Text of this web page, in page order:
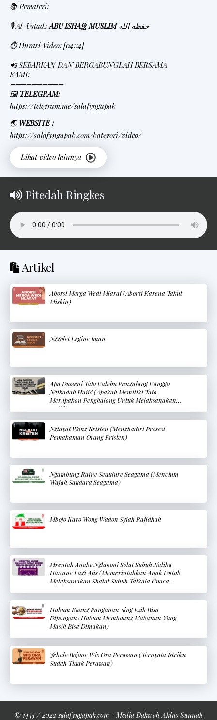
📚 Pemateri:
🎙 Al-UstadzABU ISHAQ MUSLIM حفظه الله
⏱ Durasi Video: [04:14]
📲 SEBARKAN DAN BERGABUNGLAH BERSAMA
KAMI:
➖➖➖➖➖➖➖➖➖➖
🖼TELEGRAM:
https://telegram.me/salafyngapak
🌏 WEBSITE :
https://salafyngapak.com/kategori/video/
Pitedah Ringkes
Artikel
Aborsi Merga Wedi Mlarat (Aborsi Karena Takut
Miskin)
Nggolet Legine Iman
Apa Duweni Tato Kalebu Pangalang Kanggo
Ngibadah Haji? (Apakah Memiliki Tato
Merupakan Penghalang Untuk Melaksanakan
Haji?)
Nglayat Wong Kristen (Menghadiri Prosesi
Pemakaman Orang Kristen)
Ngambung Raine Sedulure Seagama (Mencium
Wajah Saudara Seagama)
Mbojo Karo Wong Wadon Syiah Rafidhah
Mrentah Anake Nglakoni Solat Subuh Nalika
Hawane Lagi Atis (Memerintahkan Anak Untuk
Melaksanakan Shalat Subuh Tatkala Cuaca
Dingin)
Hukum Buang Panganan Sing Esih Bisa
Dipangan (Hukum Membuang Makanan Yang
Masih Bisa Dimakan)
Jebule Bojone Wis Ora Perawan (Ternyata Istriku
Sudah Tidak Perawan)
© 1443 / 2022 salafyngapak.com - Media Dakwah Ahlus Sunnah